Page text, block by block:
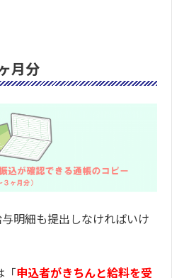
月分
明細も提出しなければいけ
「申込者がきちんと給料を受